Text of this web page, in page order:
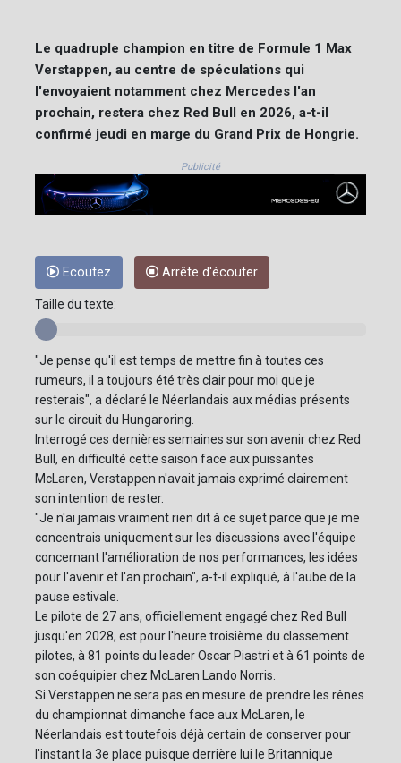
Le quadruple champion en titre de Formule 1 Max
Verstappen, au centre de spéculations qui
l'envoyaient notamment chez Mercedes l'an
prochain, restera chez Red Bull en 2026, a-t-il
confirmé jeudi en marge du Grand Prix de Hongrie.
Publicité
Ecoutez Arrête d'écouter
Taille du texte:
"Je pense qu'il est temps de mettre fin à toutes ces
rumeurs, il a toujours été très clair pour moi que je
resterais", a déclaré le Néerlandais aux médias présents
sur le circuit du Hungaroring.
Interrogé ces dernières semaines sur son avenir chez Red
Bull, en difficulté cette saison face aux puissantes
McLaren, Verstappen n'avait jamais exprimé clairement
son intention de rester.
"Je n'ai jamais vraiment rien dit à ce sujet parce que je me
concentrais uniquement sur les discussions avec l'équipe
concernant l'amélioration de nos performances, les idées
pour l'avenir et l'an prochain", a-t-il expliqué, à l'aube de la
pause estivale.
Le pilote de 27 ans, officiellement engagé chez Red Bull
jusqu'en 2028, est pour l'heure troisième du classement
pilotes, à 81 points du leader Oscar Piastri et à 61 points de
son coéquipier chez McLaren Lando Norris.
Si Verstappen ne sera pas en mesure de prendre les rênes
du championnat dimanche face aux McLaren, le
Néerlandais est toutefois déjà certain de conserver pour
l'instant la 3e place puisque derrière lui le Britannique